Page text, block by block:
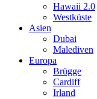
Hawaii 2.0
Westküste
Asien
Dubai
Malediven
Europa
Brügge
Cardiff
Irland